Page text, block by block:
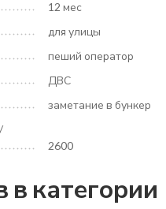
12 мес
для улицы
пеший оператор
ДВС
заметание в бункер
2600
в категории